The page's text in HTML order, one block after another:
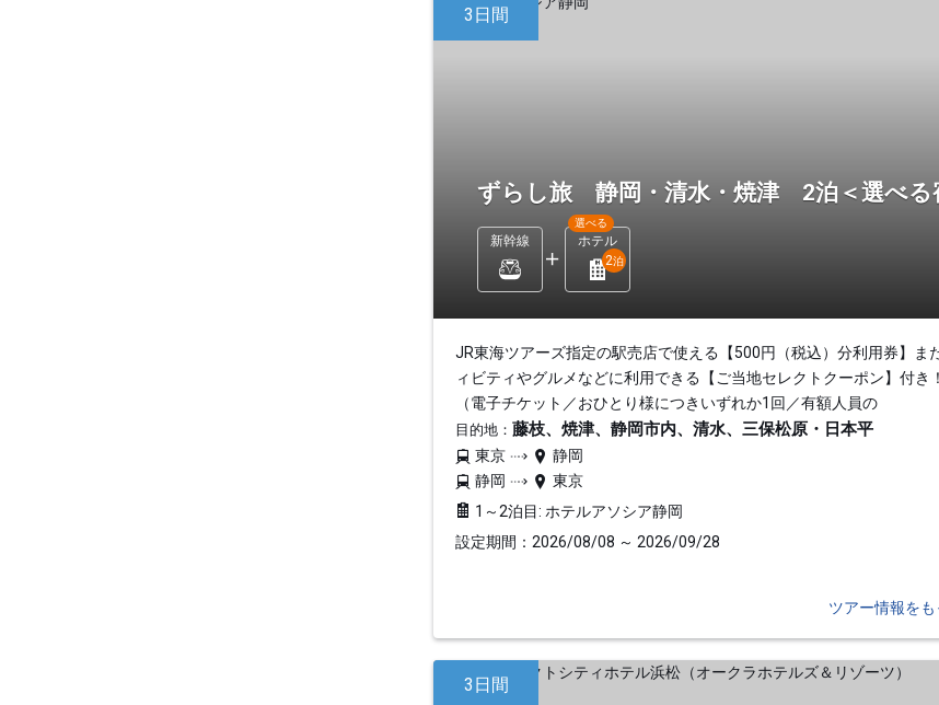
3日間
ずらし旅 静岡・清水・焼津 2泊＜選べる
新幹線 ホテル
選べる
2泊
JR東海ツアーズ指定の駅売店で使える【500円（税込）分利用券】ま
ィビティやグルメなどに利用できる【ご当地セレクトクーポン】付き！
（電子チケット／おひとり様につきいずれか1回／有額人員の
目的地： 藤枝、焼津、静岡市内、清水、三保松原・日本平
東京
静岡
静岡
東京
1～2泊目: ホテルアソシア静岡
設定期間：2026/08/08 ～ 2026/09/28
ツアー情報を
3日間